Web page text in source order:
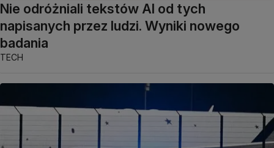
Nie odróżniali tekstów AI od tych
napisanych przez ludzi. Wyniki nowego
badania
TECH